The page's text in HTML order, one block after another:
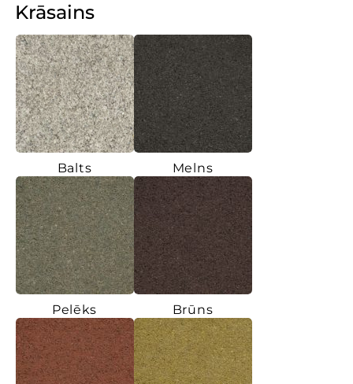
Krāsains
Balts Melns
Pelēks Brūns